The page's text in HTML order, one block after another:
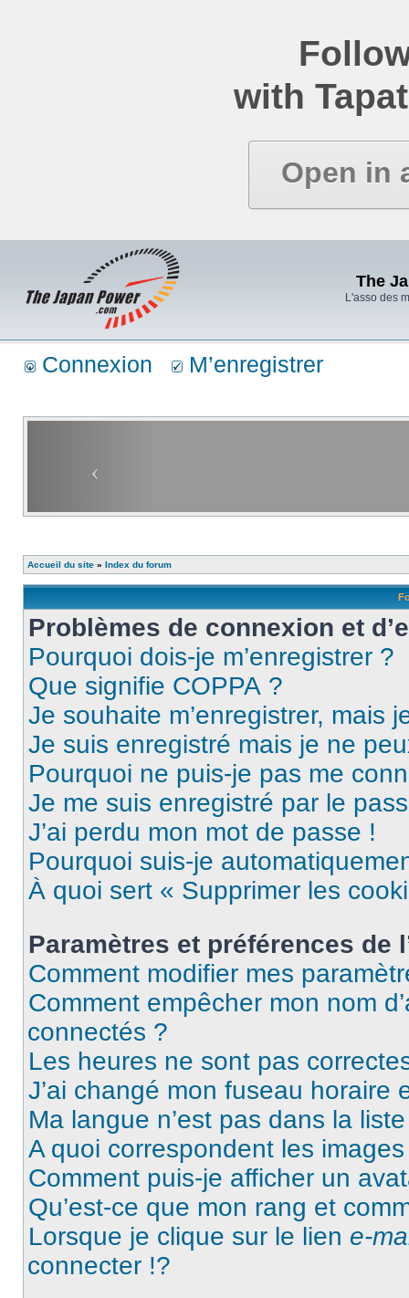
with
Open in
The
L'asso des
Connexion M’enregistrer
Accueil du site » Index du forum
Problèmes de connexion et
Pourquoi dois-je m’enregistrer ?
Que signifie COPPA ?
Je souhaite m’enregistrer, mais
Je suis enregistré mais je ne
Pourquoi ne puis-je pas me
Je me suis enregistré par le
J’ai perdu mon mot de passe !
Pourquoi suis-je
À quoi sert « Supprimer les
Paramètres et préférences de
Comment modifier mes
Comment empêcher mon nom
connectés ?
Les heures ne sont pas
J’ai changé mon fuseau horaire
Ma langue n’est pas dans la
A quoi correspondent les
Comment puis-je afficher un
Qu’est-ce que mon rang et
Lorsque je clique sur le lien e-
connecter !?